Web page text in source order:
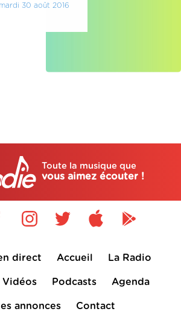
30 août 2016
Toute la musique que
vous aimez écouter !
direct Accueil La Radio
Vidéos Podcasts Agenda
annonces Contact